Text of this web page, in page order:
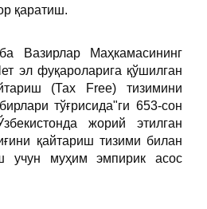
қаратиш.
Вазирлар Маҳкамасининг
эл фуқароларига қўшилган
(Тах Free) тизимини
тўғрисида"ги 653-сон
жорий этилган
қайтариш тизими билан
учун муҳим эмпирик асос